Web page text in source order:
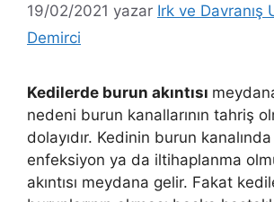
19/02/2021 yazar Irk ve Davranış
Demirci
Kedilerde burun akıntısı
nedeni burun kanallarının tahriş
dolayıdır. Kedinin burun
enfeksiyon ya da iltihaplanma
akıntısı meydana gelir. Fakat